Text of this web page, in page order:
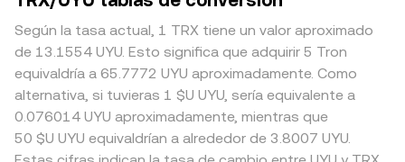
Según la tasa actual, 1 TRX tiene un valor aproximado
de 13.1554 UYU. Esto significa que adquirir 5 Tron
equivaldría a 65.7772 UYU aproximadamente. Como
alternativa, si tuvieras 1 $U UYU, sería equivalente a
0.076014 UYU aproximadamente, mientras que
50 $U UYU equivaldrían a alrededor de 3.8007 UYU.